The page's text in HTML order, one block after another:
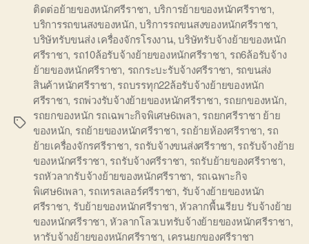
Tags
ติดต่อย้ายของหนักศรีราชา, บริการย้ายของหนักศรีราชา,
บริการรถขนสงของหนัก,บริการรถขนสงของหนักศรีราชา,
บริษัทรับขนส่ง เครื่องจักรโรงงาน,บริษัทรับจ้างย้ายของหนัก
ศรีราชา, รถ10ล้อรับจ้างย้ายของหนักศรีราชา, รถ6ล้อรับจ้าง
ย้ายของหนักศรีราชา, รถกระบะรับจ้างศรีราชา, รถขนส่ง
สินค้าหนักศรีราชา, รถบรรทุก22ล้อรับจ้างย้ายของหนัก
ศรีราชา, รถพ่วงรับจ้างย้ายของหนักศรีราชา, รถยกของหนัก,
รถยกของหนัก รถเฉพาะกิจพิเศษ6เพลา, รถยกศรีราชา ย้าย
ของหนัก, รถย้ายของหนักศรีราชา, รถย้ายห้องศรีราชา, รถ
ย้ายเครื่องจักรศรีราชา, รถรับจ้างขนส่งศรีราชา, รถรับจ้างย้าย
ของหนักศรีราชา, รถรับจ้างศรีราชา, รถรับย้ายของศรีราชา,
รถหัวลากรับจ้างย้ายของหนักศรีราชา, รถเฉพาะกิจ
พิเศษ6เพลา, รถเทรลเลอร์ศรีราชา, รับจ้างย้ายของหนัก
ศรีราชา, รับย้ายของหนักศรีราชา,หัวลากพื้นเรียบ รับจ้างย้าย
ของหนักศรีราชา,หัวลากโลวเบทรับจ้างย้ายของหนักศรีราชา,
หารับจ้างย้ายของหนักศรีราชา, เครนยกของศรีราชา